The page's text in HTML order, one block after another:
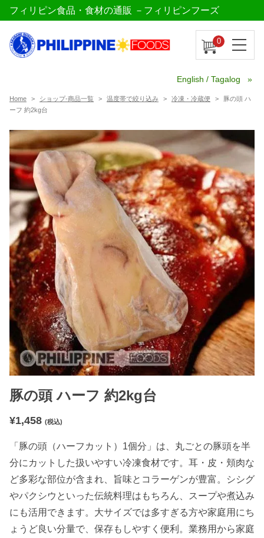
フィリピン食品・食材の通販 －フィリピンフーズ
0
English / Tagalog
Home ショップ-商品一覧 温度帯で絞り込み 冷凍・冷蔵便
豚の頭 ハ
ーフ 約2kg台
豚の頭 ハーフ 約2kg台
¥1,458 (税込)
「豚の頭（ハーフカット）1個分」は、丸ごとの豚頭を半
分にカットした扱いやすい冷凍食材です。耳・皮・頬肉な
ど多彩な部位が含まれ、旨味とコラーゲンが豊富。シシグ
やパクシウといった伝統料理はもちろん、スープや煮込み
にも活用できます。大サイズでは多すぎる方や家庭用にち
ょうど良い分量で、保存もしやすく便利。業務用から家庭